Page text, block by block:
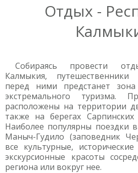
Отдых -
Собираясь провести
Калмыкия,
перед ними предстанет
экстремального туризма.
расположены на территории
также на берегах
Наиболее популярны поездки
Маныч-Гудило (заповедник
все культурные,
экскурсионные красоты
региона или вокруг нее.